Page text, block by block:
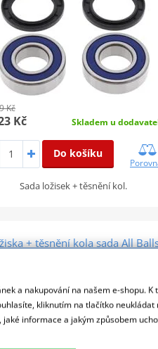
Kč
Kč Skladem u
Do košíku
Sada ložisek + těsnění kol.
+ těsnění kola sada All
a nakupování na našem e-shopu.
kliknutím na tlačítko neukládat
informace a jakým způsobem